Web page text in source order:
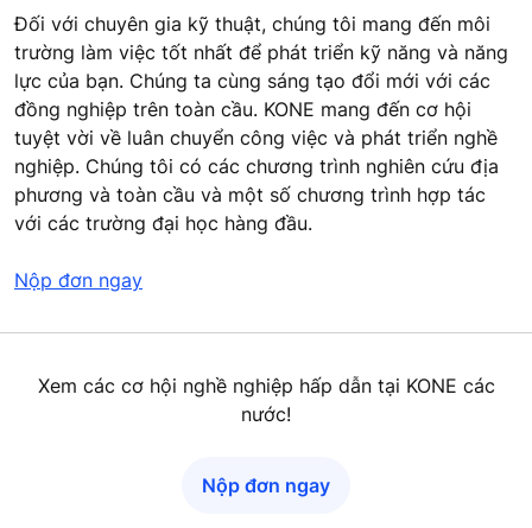
Đối với chuyên gia kỹ thuật, chúng tôi mang đến môi
trường làm việc tốt nhất để phát triển kỹ năng và năng
lực của bạn. Chúng ta cùng sáng tạo đổi mới với các
đồng nghiệp trên toàn cầu. KONE mang đến cơ hội
tuyệt vời về luân chuyển công việc và phát triển nghề
nghiệp. Chúng tôi có các chương trình nghiên cứu địa
phương và toàn cầu và một số chương trình hợp tác
với các trường đại học hàng đầu.
Nộp đơn ngay
Xem các cơ hội nghề nghiệp hấp dẫn tại KONE các
nước!
Nộp đơn ngay